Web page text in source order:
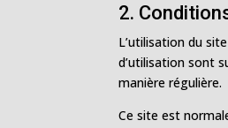
2.
L’utilisation du
d’utilisation sont
manière régulière.
Ce site est